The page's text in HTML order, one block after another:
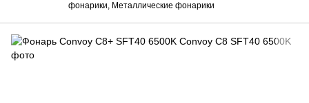
фонарики, Металлические фонарики